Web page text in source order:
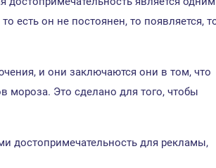
есть он не постоянен, то появляется,
и они заключаются они в том, что
мороза. Это сделано для того, чтобы
достопримечательность для рекламы,